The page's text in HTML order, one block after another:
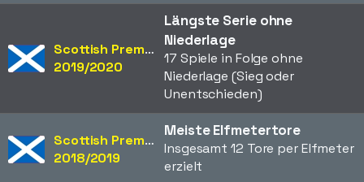
Scottish Premiership
2019/2020
Längste Serie ohne
Niederlage
17 Spiele in Folge ohne
Niederlage (Sieg oder
Unentschieden)
Scottish Premiership
2018/2019
Meiste Elfmetertore
Insgesamt 12 Tore per Elfmeter
erzielt